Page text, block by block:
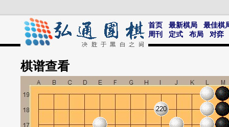
首页 最新棋局
最佳棋
周刊
定式 布局 对弈
棋谱查看
220